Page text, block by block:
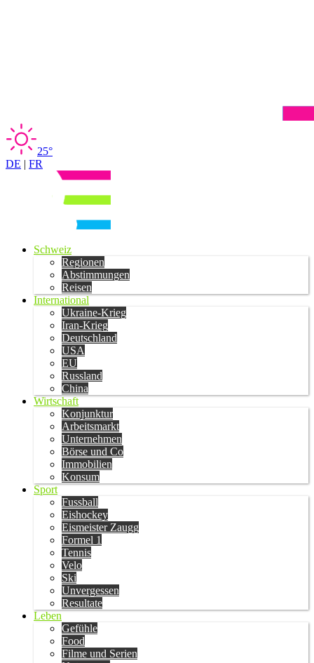
25°
DE | FR
Schweiz
Regionen
Abstimmungen
Reisen
International
Ukraine-Krieg
Iran-Krieg
Deutschland
USA
EU
Russland
China
Wirtschaft
Konjunktur
Arbeitsmarkt
Unternehmen
Börse und Co
Immobilien
Konsum
Sport
Fussball
Eishockey
Eismeister Zaugg
Formel 1
Tennis
Velo
Ski
Unvergessen
Resultate
Leben
Gefühle
Food
Filme und Serien